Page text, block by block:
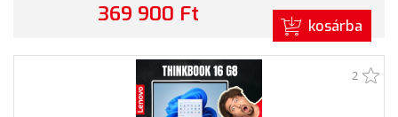
369 900 Ft kosárba
2